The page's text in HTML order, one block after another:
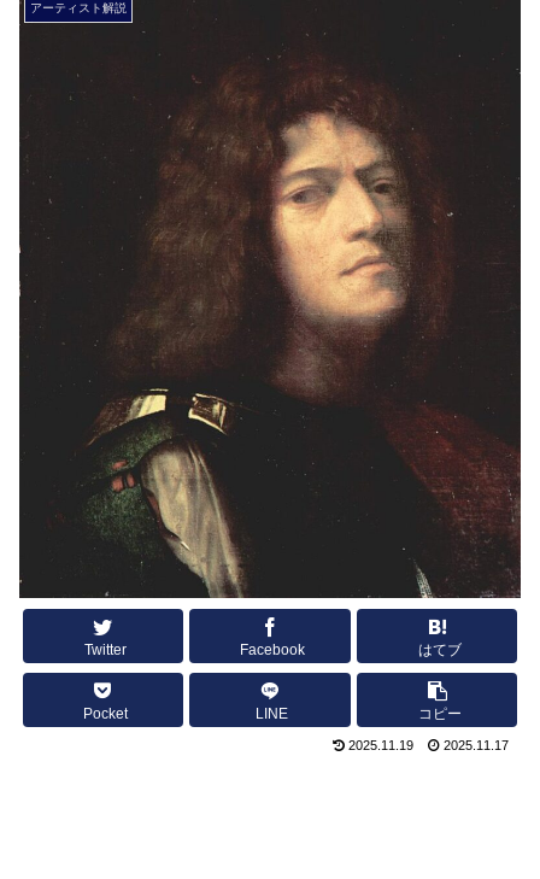
アーティスト解説
Twitter Facebook はてブ
Pocket LINE コピー
2025.11.19 2025.11.17